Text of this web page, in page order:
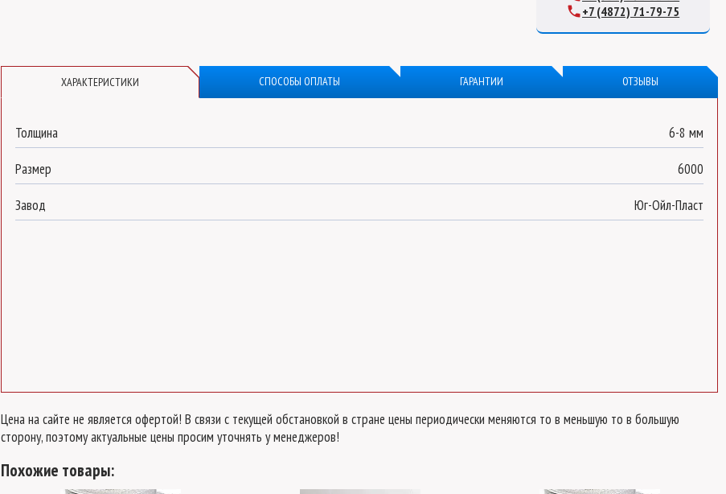
+7 (4872) 71-79-75
ХАРАКТЕРИСТИКИ СПОСОБЫ ОПЛАТЫ ГАРАНТИИ ОТЗЫВЫ
Толщина 6-8 мм
Размер 6000
Завод Юг-Ойл-Пласт
Цена на сайте не является офертой! В связи с текущей обстановкой в стране цены периодически меняются то в меньшую то в большую
сторону, поэтому актуальные цены просим уточнять у менеджеров!
Похожие товары:
Профиль соед. неразъемный HP 6м -
6-8 мм
рассчет